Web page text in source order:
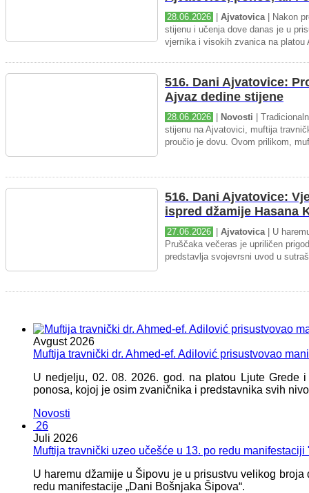
28.06.2026 Ajvatovica| Nakon
stijenu i učenja dove danas je u
vjernika i visokih zvanica na platou
516. Dani Ajvatovice:
Ajvaz dedine stijene
28.06.2026 Novosti |
stijenu na Ajvatovici, muftija
proučio je dovu. Ovom prilikom,
516. Dani Ajvatovice:
ispred džamije Hasana
27.06.2026 Ajvatovica| U
Pruščaka večeras je upriličen
predstavlja svojevrsni uvod u
Avgust 2026
Muftija travnički dr. Ahmed-ef. Adilović prisustvovao
U nedjelju, 02. 08. 2026. god. na platou Ljute
ponosa, kojoj je osim zvaničnika i predstavnika svih
Novosti
26
Juli 2026
Muftija travnički uzeo učešće u 13. po redu
U haremu džamije u Šipovu je u prisustvu velikog
redu manifestacije „Dani Bošnjaka Šipova“.